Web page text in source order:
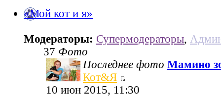
«Мой кот и я»
Модераторы: Супермодераторы,
37 Фото
Последнее фото Мамино
Кот&Я
10 июн 2015, 11:30